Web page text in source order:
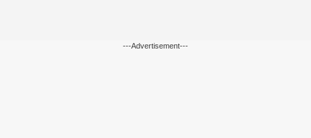
---Advertisement---